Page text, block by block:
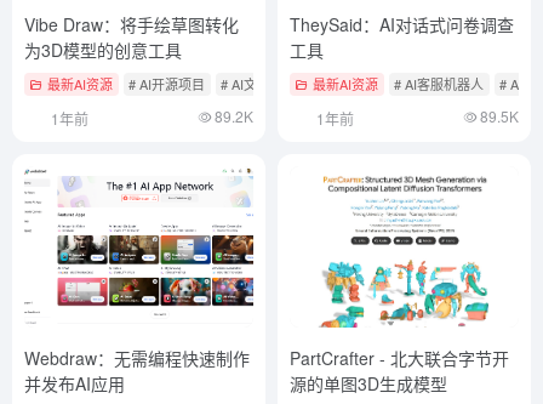
Vibe Draw：将手绘草图转化
为3D模型的创意工具
最新AI资源 # AI开源项目 # AI文本与图片转3D # AI涂鸦生成绘画
1年前 89.2K
TheySaid：AI对话式问卷调查
工具
最新AI资源 # AI客服机器人 # AI营
1年前 89.5K
Webdraw：无需编程快速制作
并发布AI应用
PartCrafter - 北大联合字节开
源的单图3D生成模型